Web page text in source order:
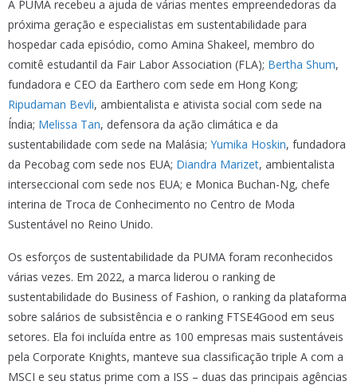
A PUMA recebeu a ajuda de várias mentes empreendedoras da
próxima geração e especialistas em sustentabilidade para
hospedar cada episódio, como Amina Shakeel, membro do
comitê estudantil da Fair Labor Association (FLA); Bertha Shum,
fundadora e CEO da Earthero com sede em Hong Kong;
Ripudaman Bevli, ambientalista e ativista social com sede na
Índia; Melissa Tan, defensora da ação climática e da
sustentabilidade com sede na Malásia; Yumika Hoskin, fundadora
da Pecobag com sede nos EUA; Diandra Marizet, ambientalista
interseccional com sede nos EUA; e Monica Buchan-Ng, chefe
interina de Troca de Conhecimento no Centro de Moda
Sustentável no Reino Unido.
Os esforços de sustentabilidade da PUMA foram reconhecidos
várias vezes. Em 2022, a marca liderou o ranking de
sustentabilidade do Business of Fashion, o ranking da plataforma
sobre salários de subsistência e o ranking FTSE4Good em seus
setores. Ela foi incluída entre as 100 empresas mais sustentáveis
pela Corporate Knights, manteve sua classificação triple A com a
MSCI e seu status prime com a ISS – duas das principais agências